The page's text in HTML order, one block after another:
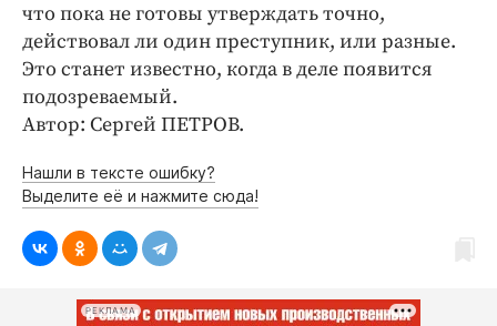
Издания
Медиаперсона
Интересное чтиво
Клиника года
Работодатель года
что пока не готовы утверждать точно,
действовал ли один преступник, или разные.
Это станет известно, когда в деле появится
подозреваемый.
Автор: Сергей ПЕТРОВ.
Нашли в тексте ошибку?
Выделите её и нажмите сюда!
РЕКЛАМА